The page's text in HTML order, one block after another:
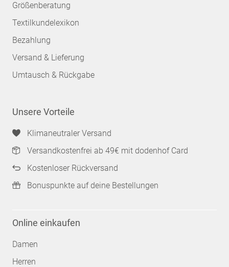
Größenberatung
Textilkundelexikon
Bezahlung
Versand & Lieferung
Umtausch & Rückgabe
Unsere Vorteile
Klimaneutraler Versand
Versandkostenfrei ab 49€ mit dodenhof Card
Kostenloser Rückversand
Bonuspunkte auf deine Bestellungen
Online einkaufen
Damen
Herren